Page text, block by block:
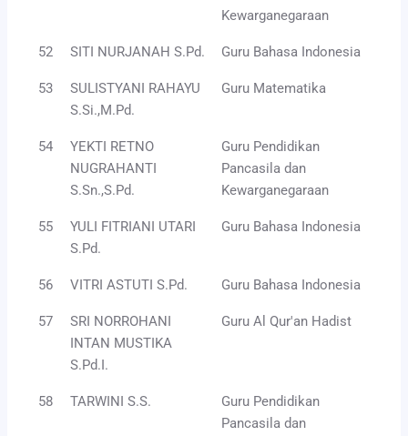
Kewarganegaraan
52 SITI NURJANAH S.Pd. Guru Bahasa Indonesia
53
SULISTYANI RAHAYU
S.Si.,M.Pd.
Guru Matematika
54
YEKTI RETNO
NUGRAHANTI
S.Sn.,S.Pd.
Guru Pendidikan
Pancasila dan
Kewarganegaraan
55
YULI FITRIANI UTARI
S.Pd.
Guru Bahasa Indonesia
56 VITRI ASTUTI S.Pd. Guru Bahasa Indonesia
57
SRI NORROHANI
INTAN MUSTIKA
S.Pd.I.
Guru Al Qur'an Hadist
58 TARWINI S.S.
Guru Pendidikan
Pancasila dan